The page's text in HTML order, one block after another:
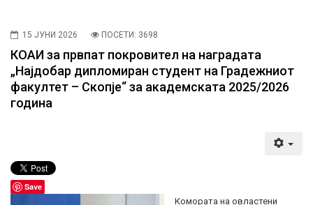
15 ЈУНИ 2026 ПОСЕТИ: 3698
КОАИ за првпат покровител на наградата
„Најдобар дипломиран студент на Градежниот
факултет – Скопје“ за академската 2025/2026
година
Save
Комората на овластени